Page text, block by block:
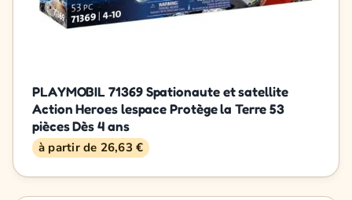
PLAYMOBIL 71369 Spationaute et satellite
Action Heroes lespace Protège la Terre 53
pièces Dès 4 ans
à partir de 26,63 €